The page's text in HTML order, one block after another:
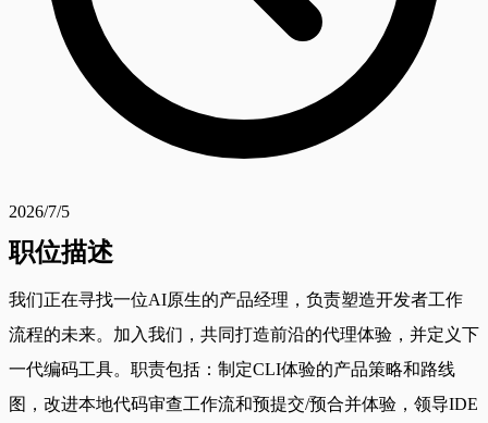
2026/7/5
职位描述
我们正在寻找一位AI原生的产品经理，负责塑造开发者工作
流程的未来。加入我们，共同打造前沿的代理体验，并定义下
一代编码工具。职责包括：制定CLI体验的产品策略和路线
图，改进本地代码审查工作流和预提交/预合并体验，领导IDE